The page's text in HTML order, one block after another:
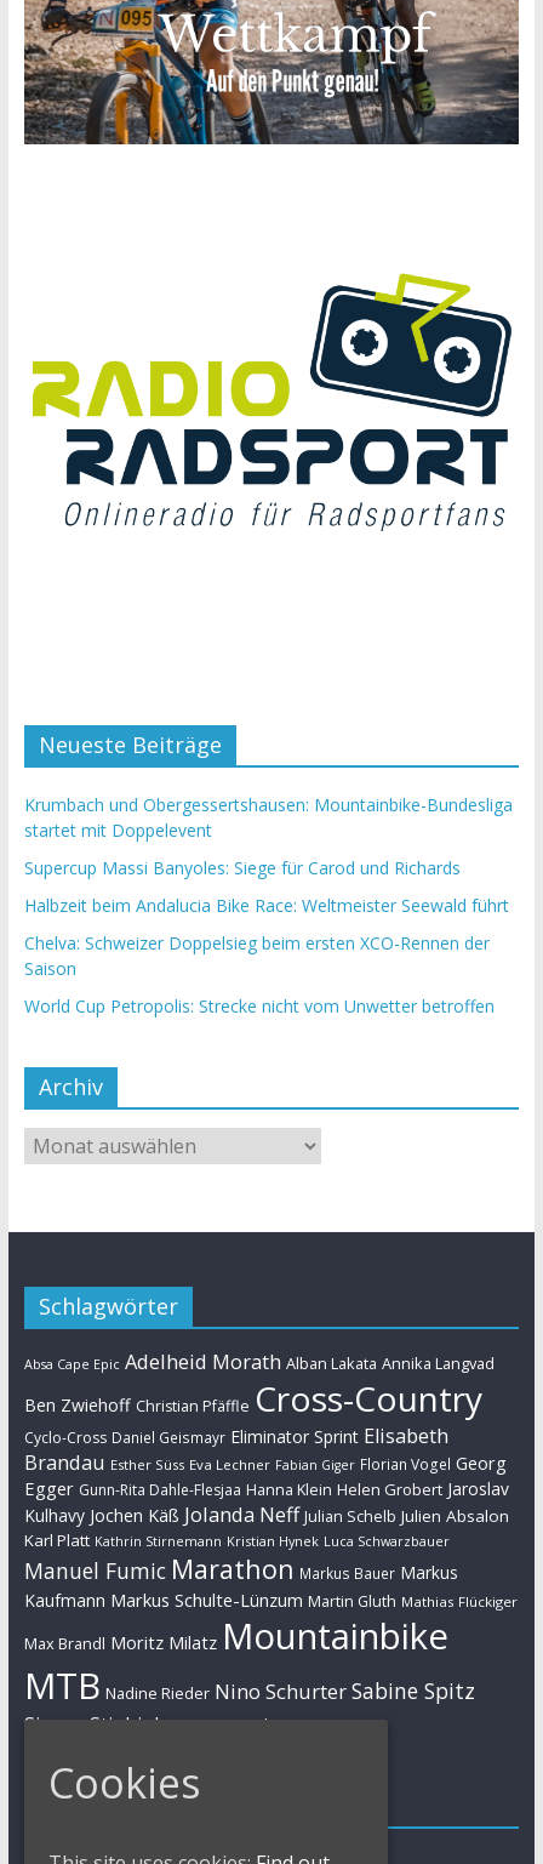
Neueste Beiträge
Krumbach und Obergessertshausen: Mountainbike-Bundesliga
startet mit Doppelevent
Supercup Massi Banyoles: Siege für Carod und Richards
Halbzeit beim Andalucia Bike Race: Weltmeister Seewald führt
Chelva: Schweizer Doppelsieg beim ersten XCO-Rennen der
Saison
World Cup Petropolis: Strecke nicht vom Unwetter betroffen
Archiv
Schlagwörter
Absa Cape Epic Adelheid Morath Alban Lakata Annika Langvad
Ben Zwiehoff Christian Pfäffle Cross-Country
Cyclo-Cross Daniel Geismayr Eliminator Sprint Elisabeth
Brandau Esther Süss Eva Lechner Fabian Giger Florian Vogel Georg
Egger Gunn-Rita Dahle-Flesjaa Hanna Klein Helen Grobert Jaroslav
Kulhavy Jochen Käß Jolanda Neff Julian Schelb Julien Absalon
Karl Platt Kathrin Stirnemann Kristian Hynek Luca Schwarzbauer
Manuel Fumic Marathon Markus Bauer Markus
Kaufmann Markus Schulte-Lünzum Martin Gluth Mathias Flückiger
Max Brandl Moritz Milatz Mountainbike
MTB Nadine Rieder Nino SchurterSabine Spitz
Simon Stiebjahn UCI Urs Huber
Impressum
Impressum / Kontakt
Cookies